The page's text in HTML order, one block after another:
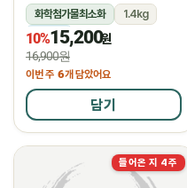
화학첨가물최소화
1.4kg
냉장
10%15,200원
16,900원
이번 주 6개 담았어요
담기
들어온 지 4주